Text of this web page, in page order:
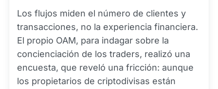
Los flujos miden el número de clientes y
transacciones, no la experiencia financiera.
El propio OAM, para indagar sobre la
concienciación de los traders, realizó una
encuesta, que reveló una fricción: aunque
los propietarios de criptodivisas están